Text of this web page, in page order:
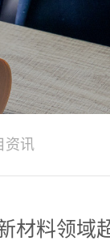
资讯
材料领域